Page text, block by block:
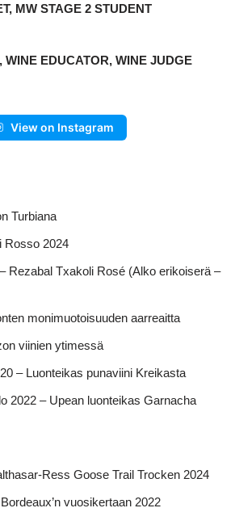
MW STAGE 2 STUDENT
WINE EDUCATOR, WINE JUDGE
View on Instagram
Turbiana
Rosso 2024
Rezabal Txakoli Rosé (Alko erikoiserä –
monimuotoisuuden aarreaitta
viinien ytimessä
– Luonteikas punaviini Kreikasta
2022 – Upean luonteikas Garnacha
Ress Goose Trail Trocken 2024
vuosikertaan 2022